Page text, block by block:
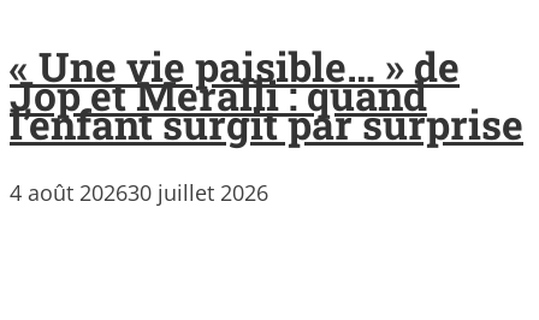
« Une vie paisible… » de
Jop et Meralli : quand
l’enfant surgit par surprise
4 août 202630 juillet 2026